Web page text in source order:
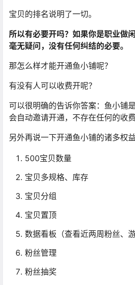
宝贝的排名说明了一切。
所以有必要开吗？如果你是职业做
毫无疑问，没有任何纠结的必要。
那怎么样才能开通鱼小铺呢？
有没有人可以收费开呢？
可以很明确的告诉你答案：鱼小铺
会自动邀请开通，不存在任何的收费
另外再说一下开通鱼小铺的诸多权益
500宝贝数量
宝贝多规格、库存
宝贝分组
宝贝置顶
数据看板（查看近两周粉丝、
粉丝管理
粉丝抽奖